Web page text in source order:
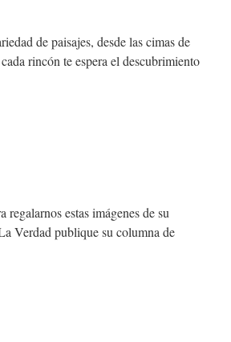
de paisajes, desde las cimas de
rincón te espera el descubrimiento
regalarnos estas imágenes de su
Verdad publique su columna de